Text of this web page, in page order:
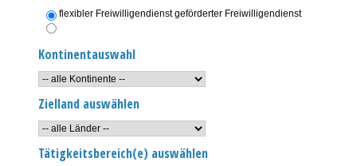
flexibler Freiwilligendienst geförderter Freiwilligendienst
Kontinentauswahl
Zielland auswählen
Tätigkeitsbereich(e) auswählen